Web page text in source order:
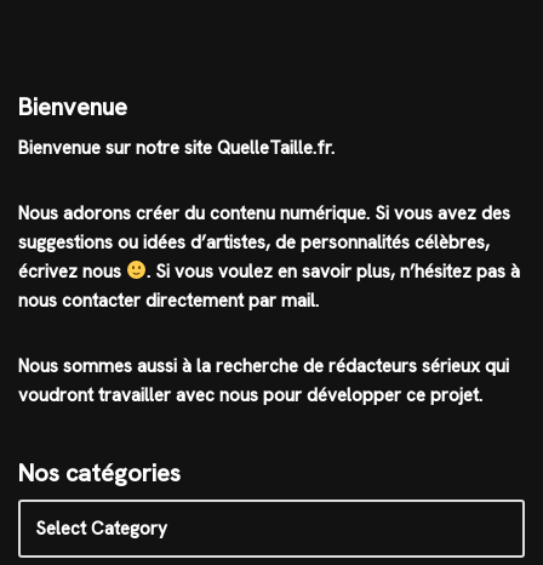
Bienvenue
Bienvenue sur notre site QuelleTaille.fr.
Nous adorons créer du contenu numérique. Si vous avez des
suggestions ou idées d’artistes, de personnalités célèbres,
écrivez nous
. Si vous voulez en savoir plus, n’hésitez pas à
nous contacter directement par mail.
Nous sommes aussi à la recherche de rédacteurs sérieux qui
voudront travailler avec nous pour développer ce projet.
Nos catégories